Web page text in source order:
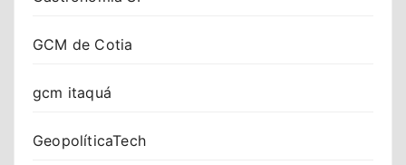
GCM de Cotia
gcm itaquá
GeopolíticaTech